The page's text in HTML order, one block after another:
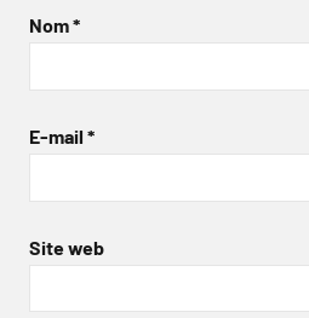
Nom*
E-mail *
Site web